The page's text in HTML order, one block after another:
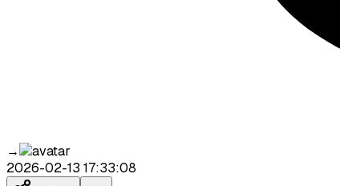
→
2026-02-13 17:33:08